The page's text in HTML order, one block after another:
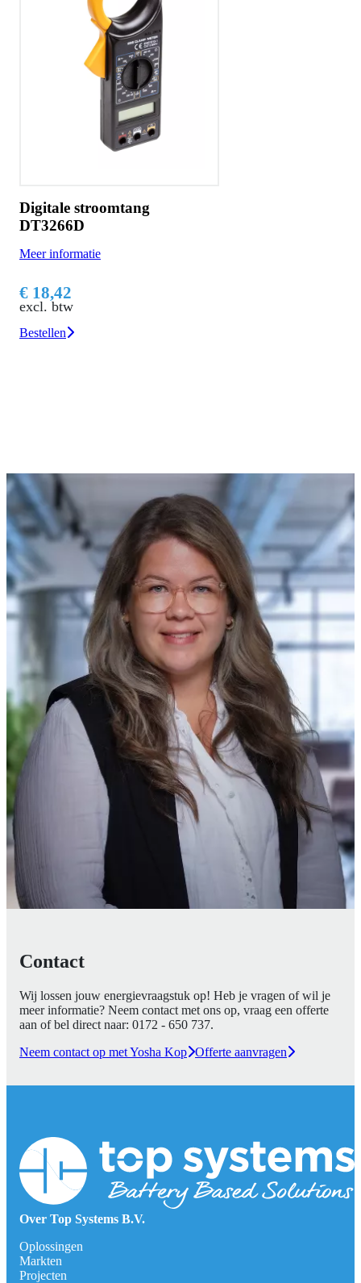
Digitale stroomtang
DT3266D
Meer informatie
€ 18,42
excl. btw
Bestellen
Contact
Wij lossen jouw energievraagstuk op! Heb je vragen of wil je
meer informatie? Neem contact met ons op, vraag een offerte
aan of bel direct naar: 0172 - 650 737.
Neem contact op met Yosha Kop Offerte aanvragen
Over Top Systems B.V.
Oplossingen
Markten
Projecten